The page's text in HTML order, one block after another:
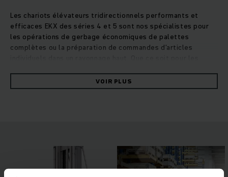
Les chariots élévateurs tridirectionnels performants et
efficaces EKX des séries 4 et 5 sont nos spécialistes pour
les opérations de gerbage économiques de palettes
complètes ou la préparation de commandes d’articles
– avec nos EKX, vous portez la logistique de votre entrepôt
à un nouveau niveau d'excellence. La construction légère
forme et les fourches sont toujours à une certaine hauteur.
L’amortissement des vibrations breveté , la commande à
distance par rapport au sol RFID et les systèmes
VOIR PLUS